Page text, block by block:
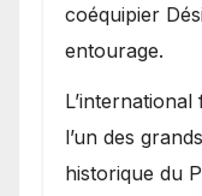
coéquipier
entourage.
l’un des
historique du